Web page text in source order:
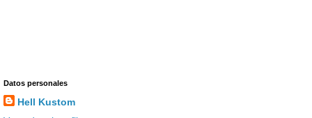
Datos personales
Hell Kustom